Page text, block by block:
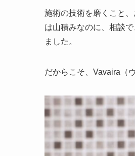
施術の技術を磨くこと
は山積みなのに、相談
ました。
だからこそ、Vavaira（